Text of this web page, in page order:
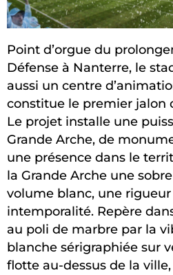
Point d’orgue du
Défense à Nanterre, le
aussi un centre
constitue le premier jalon
Le projet installe une
Grande Arche, de
une présence dans le
la Grande Arche une
volume blanc, une
intemporalité. Repère
au poli de marbre par la
blanche sérigraphiée sur
flotte au-dessus de la